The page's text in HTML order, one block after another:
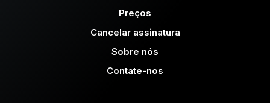
Preços
Cancelar assinatura
Sobre nós
Contate-nos